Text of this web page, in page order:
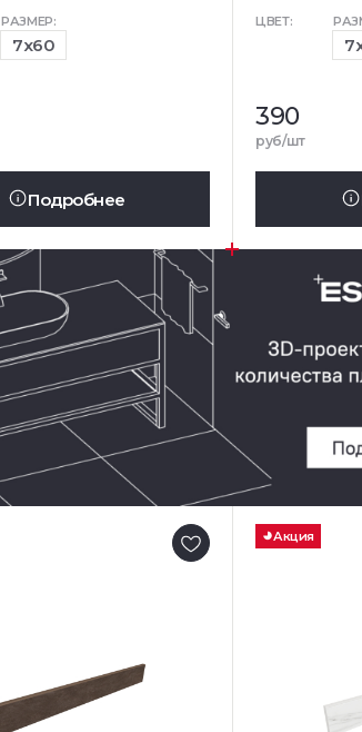
РАЗМЕР:
7x60
Подробнее
ЦВЕТ:
390
руб/шт
Акция